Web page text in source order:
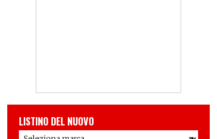
LISTINO DEL NUOVO